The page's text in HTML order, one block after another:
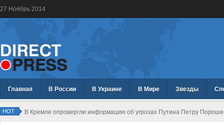
27 Ноябрь 2014
Главная В России В Украине В Мире Звезды
HOT В Кремле опровергли информацию об угрозах Путина Петру